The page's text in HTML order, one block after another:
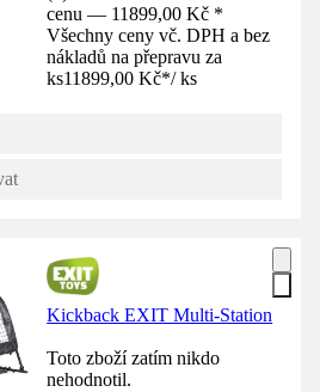
cenu — 11899,00 Kč *
Všechny ceny vč. DPH a bez
nákladů na přepravu za
ks11899,00 Kč*/ ks
Kickback EXIT Multi-Station
Toto zboží zatím nikdo
nehodnotil.